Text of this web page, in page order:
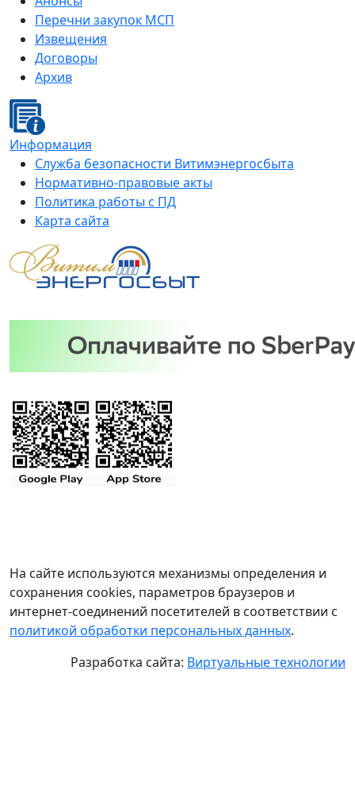
Перечни закупок МСП
Извещения
Договоры
Архив
Информация
Служба безопасности Витимэнергосбыта
Нормативно-правовые акты
Политика работы с ПД
Карта сайта
На сайте используются механизмы определения и
сохранения cookies, параметров браузеров и
интернет-соединений посетителей в соответствии с
политикой обработки персональных данных.
Разработка сайта: Виртуальные технологии